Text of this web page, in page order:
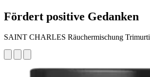
Fördert positive Gedanken
SAINT CHARLES Räuchermischung Trimurti